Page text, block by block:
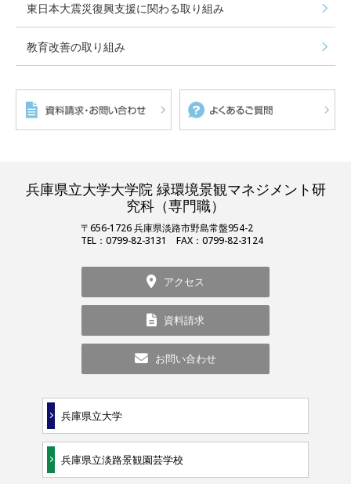
東日本大震災復興支援に関わる取り組み
教育改善の取り組み
兵庫県立大学大学院 緑環境景観マネジメント研
究科（専門職）
〒656-1726 兵庫県淡路市野島常盤954-2
TEL：0799-82-3131 FAX：0799-82-3124
アクセス
資料請求
お問い合わせ
兵庫県立大学
兵庫県立淡路景観園芸学校